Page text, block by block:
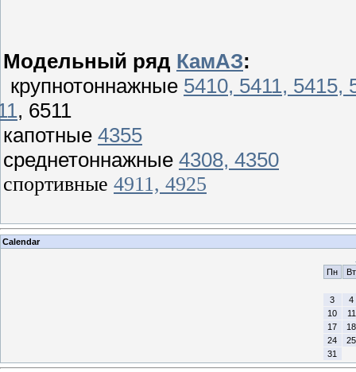
Модельный ряд КамАЗ:
5410, 5411, 5415,
, 6511
капотные 4355
среднетоннажные 4308, 4350
спортивные 4911, 4925
Calendar
Пн
Вт
3
4
10
11
17
18
24
25
31